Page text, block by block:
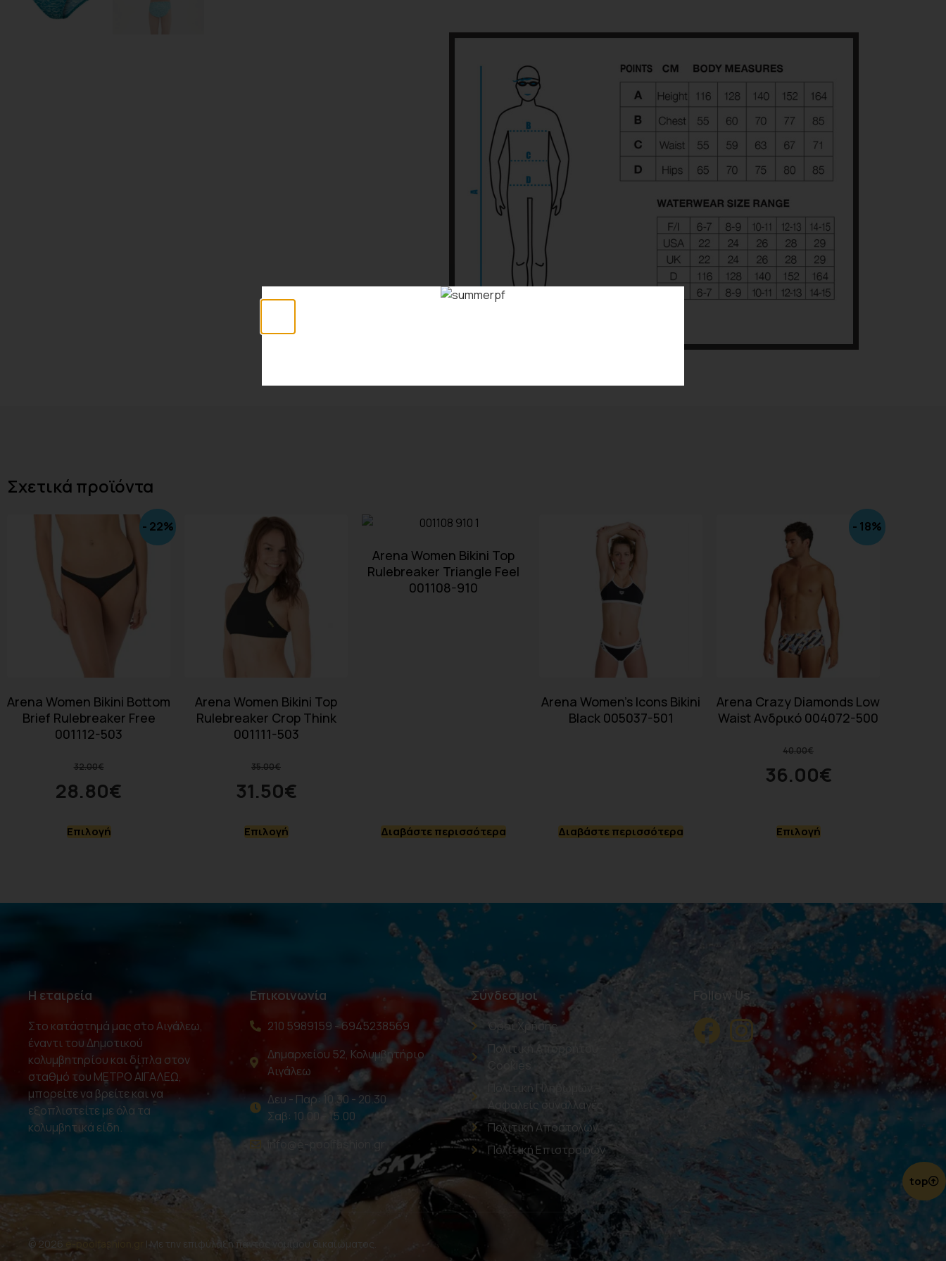
Σχετικά προϊόντα
- 22%
Arena Women Bikini Bottom
Brief Rulebreaker Free
001112-503
32.00€
28.80€
Επιλογή
Arena Women Bikini Top
Rulebreaker Crop Think
001111-503
35.00€
31.50€
Επιλογή
Arena Women Bikini Top
Rulebreaker Triangle Feel
001108-910
Διαβάστε περισσότερα
Arena Women’s Icons Bikini
Black 005037-501
Διαβάστε περισσότερα
- 18%
Arena Crazy Diamonds Low
Waist Aνδρικό 004072-500
40.00€
36.00€
Επιλογή
Η εταιρεία
Στο κατάστημά μας στο Αιγάλεω,
έναντι του Δημοτικού
κολυμβητηρίου και δίπλα στον
σταθμό του ΜΕΤΡΟ ΑΙΓΑΛΕΩ,
μπορείτε να βρείτε και να
εξοπλιστείτε με όλα τα
κολυμβητικά είδη.
Επικοινωνία
210 5989159 - 6945238569
Δημαρχείου 52, Κολυμβητήριο
Αιγάλεω
Δευ - Παρ: 10.30 - 20.30
Σαβ: 10.00 - 15.00
info@e-poolfashion.gr
Σύνδεσμοι
Όροι Χρήσης
Πολιτική Απορρήτου –
Cookies
Πολιτική Πληρωμών –
Ασφαλείς συναλλαγές
Πολιτική Αποστολών
Πολιτική Επιστροφών
Follow Us
© 2026 e-poolfashion.gr | Με την επιφύλαξη παντός νομίμου δικαιώματος.
top